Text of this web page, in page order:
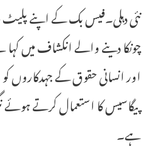
نئی دہلی۔فیس بک کے اپنے
چونکا دینے والے انکشاف میں
اور انسانی حقوق کے جہدکاروں
پیگاسیس کا استعمال کرتے ہوئے
ہے۔